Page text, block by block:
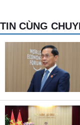
TIN CÙNG